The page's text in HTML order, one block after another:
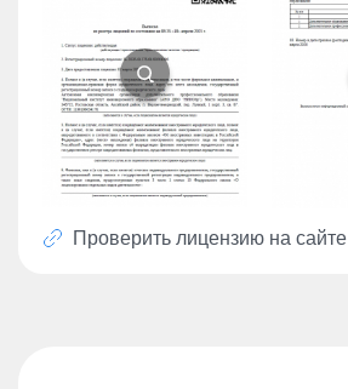
Проверить лицензию на сайте